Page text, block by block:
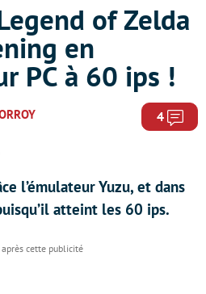
of Zelda
en
PC à 60 ips !
4
l’émulateur Yuzu, et dans
atteint les 60 ips.